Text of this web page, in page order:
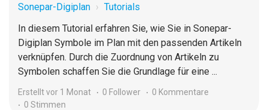
Sonepar-Digiplan
Tutorials
In diesem Tutorial erfahren Sie, wie Sie in Sonepar-
Digiplan Symbole im Plan mit den passenden Artikeln
verknüpfen. Durch die Zuordnung von Artikeln zu
Symbolen schaffen Sie die Grundlage für eine ...
Erstelltvor 1 Monat 0 Follower
0 Kommentare
0 Stimmen